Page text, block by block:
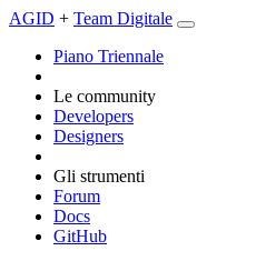
AGID + Team Digitale
Piano Triennale
Le community
Developers
Designers
Gli strumenti
Forum
Docs
GitHub